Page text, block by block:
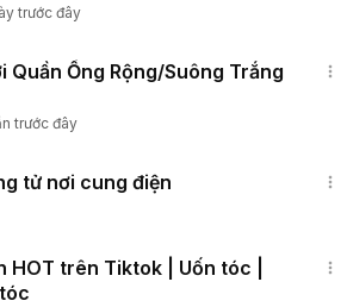
trước đây
Quần Ống Rộng/Suông Trắng
trước đây
tử nơi cung điện
HOT trên Tiktok | Uốn tóc |